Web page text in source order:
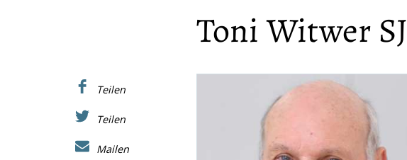
Toni Witwer SJ
Teilen
Teilen
Mailen